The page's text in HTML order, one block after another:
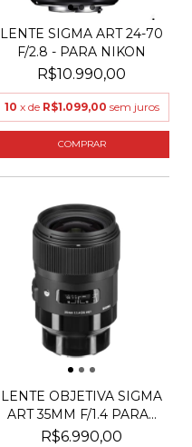
LENTE SIGMA ART 24-70
F/2.8 - PARA NIKON
R$10.990,00
10 x de R$1.099,00 sem juros
LENTE OBJETIVA SIGMA
ART 35MM F/1.4 PARA...
R$6.990,00